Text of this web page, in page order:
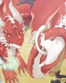
원픽은, 흔
에피소드 14